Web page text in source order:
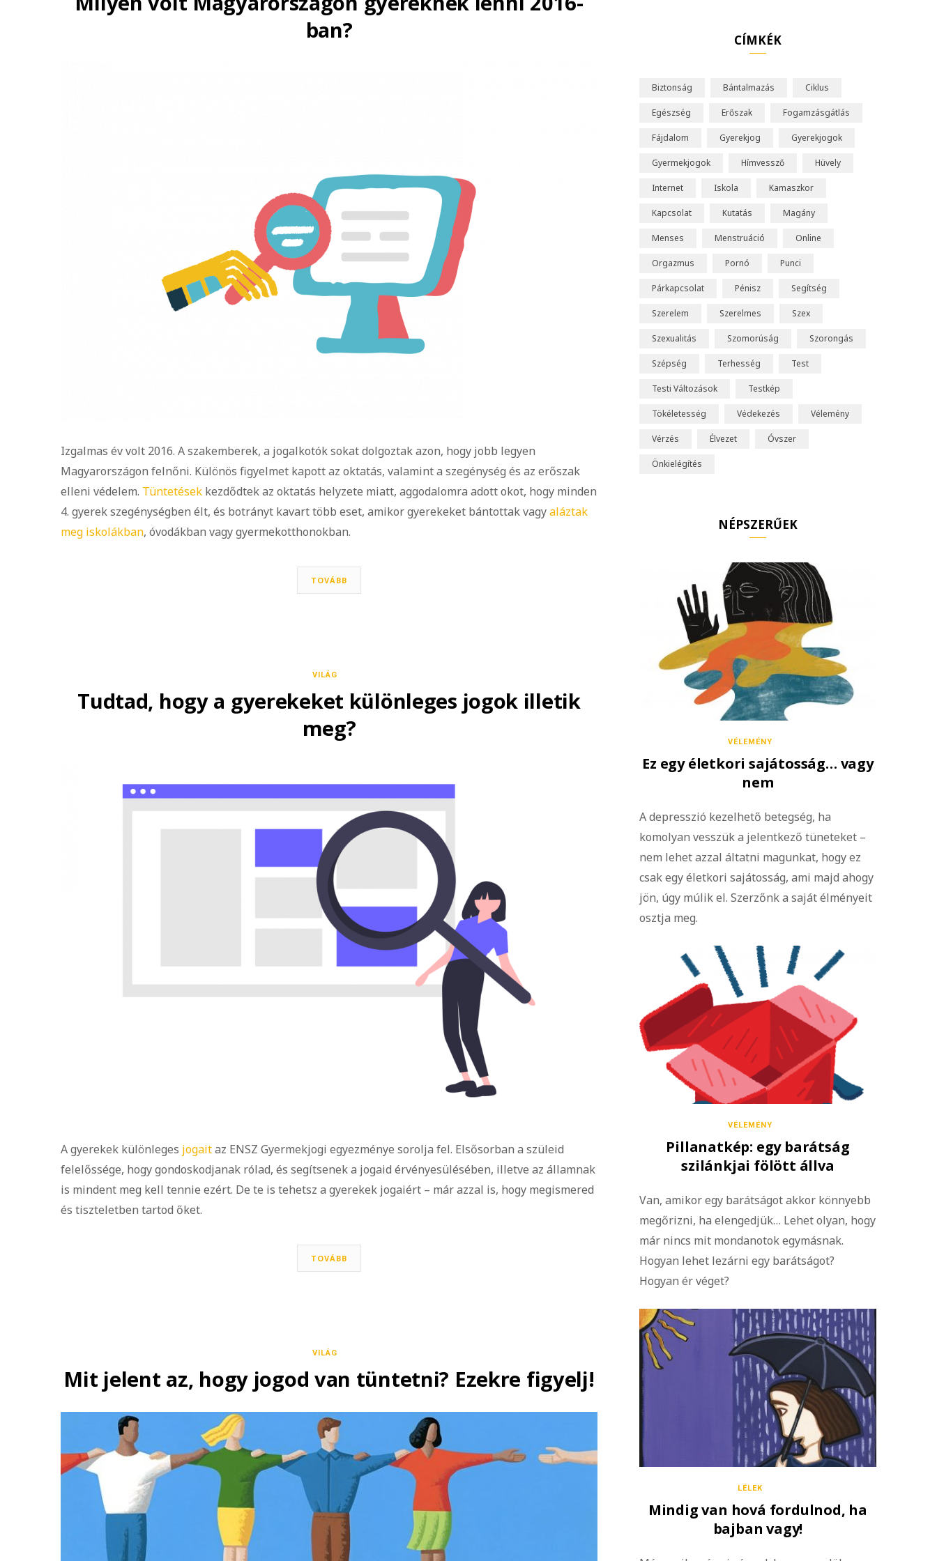
ban?
Izgalmas év volt 2016. A szakemberek, a jogalkotók sokat dolgoztak azon, hogy jobb legyen
Magyarországon felnőni. Különös figyelmet kapott az oktatás, valamint a szegénység és az erőszak
elleni védelem. Tüntetések kezdődtek az oktatás helyzete miatt, aggodalomra adott okot, hogy minden
4. gyerek szegénységben élt, és botrányt kavart több eset, amikor gyerekeket bántottak vagyaláztak
meg iskolákban, óvodákban vagy gyermekotthonokban.
TOVÁBB
VILÁG
Tudtad, hogy a gyerekeket különleges jogok illetik
meg?
A gyerekek különleges jogaitaz ENSZ Gyermekjogi egyezménye sorolja fel. Elsősorban a szüleid
felelőssége, hogy gondoskodjanak rólad, és segítsenek a jogaid érvényesülésében, illetve az államnak
is mindent meg kell tennie ezért. De te is tehetsz a gyerekek jogaiért – már azzal is, hogy megismered
és tiszteletben tartod őket.
TOVÁBB
VILÁG
Mit jelent az, hogy jogod van tüntetni? Ezekre figyelj!
T
CÍMKÉK
Biztonság Bántalmazás Ciklus
Egészség Erőszak Fogamzásgátlás
Fájdalom Gyerekjog Gyerekjogok
Gyermekjogok Hímvessző Hüvely
Internet Iskola Kamaszkor
Kapcsolat Kutatás Magány
Menses Menstruáció Online
Orgazmus Pornó Punci
Párkapcsolat Pénisz Segítség
Szerelem Szerelmes Szex
Szexualitás Szomorúság Szorongás
Szépség Terhesség Test
Testi Változások Testkép
Tökéletesség Védekezés Vélemény
Vérzés Élvezet Óvszer
Önkielégítés
NÉPSZERŰEK
VÉLEMÉNY
Ez egy életkori sajátosság… vagy
nem
A depresszió kezelhető betegség, ha
komolyan vesszük a jelentkező tüneteket –
nem lehet azzal áltatni magunkat, hogy ez
csak egy életkori sajátosság, ami majd ahogy
jön, úgy múlik el. Szerzőnk a saját élményeit
osztja meg.
VÉLEMÉNY
Pillanatkép: egy barátság
szilánkjai fölött állva
Van, amikor egy barátságot akkor könnyebb
megőrizni, ha elengedjük… Lehet olyan, hogy
már nincs mit mondanotok egymásnak.
Hogyan lehet lezárni egy barátságot?
Hogyan ér véget?
LÉLEK
Mindig van hová fordulnod, ha
bajban vagy!